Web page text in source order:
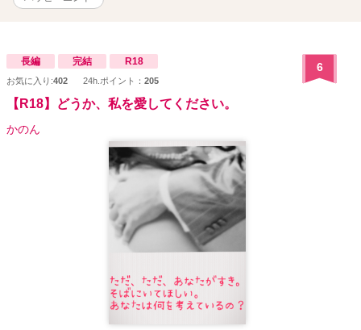
家が陽菜に提案したのは、「作品のために契約（同棲）をしない
い。それも、より詳細に。新作の参考にしたいんだよ。つまり俺と
しては、これは同意の上であり、れっきとした仕事。ＷＩＮ-ＷＩＮ
の提案だと思うんだが……どうだい？ お嬢さんよ」 ≪作品のため
ってそれって…それってまさか、この男にすべてを捧げるって
男の手によって開発される日々のはじまりを意味していた。果たし
て、陽菜の運命は…！？ 【投稿経緯】 ・第17回 らぶドロップス恋
愛小説コンテスト様の予選通過作品→最終選考で落選。 自分が最初
に書いたTL作品なので、キャラクターへの愛着が特に強く、 勿体な
いのでR18シーンを中心に改稿しこちらで連載→完結済み
長編 完結 R18
お気に入り:402 24h.ポイント： 205
6
【R18】どうか、私を愛してください。
かのん